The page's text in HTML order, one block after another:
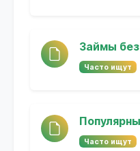
Займы без
Часто ищут
Часто ищут